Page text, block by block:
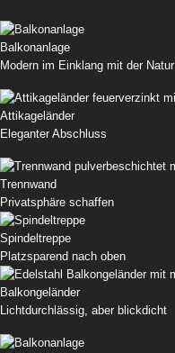
Balkonanlage
Modern im Einklang mit der Natur
Attikageländer
Eleganter Abschluss
Trennwand
Privatsphäre schaffen
Spindeltreppe
Platzsparend nach oben
Balkongeländer
Lichtdurchlässig, aber blickdicht